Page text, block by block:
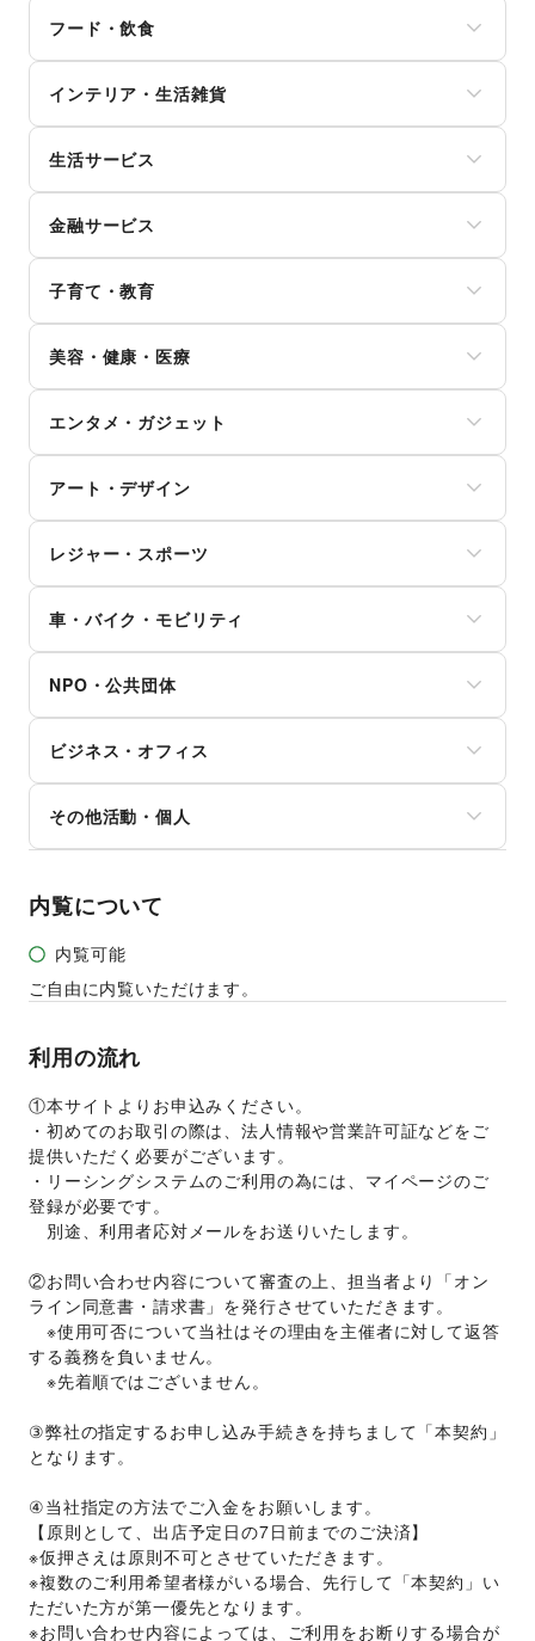
レディースファッション
ユニセックス
インナー・ルームウェア
キッズ・ベビー・マタニティ
スポーツ
シーズナルウェア
腕時計
靴
バッグ・革小物
ファッション雑貨
和服・着物
古着
その他ファッション
フード・飲食
和菓子
パン
お弁当・惣菜
軽食・ホットスナック
コーヒー・紅茶
その他飲料
食材・調味料
物産展・マルシェ
キッチンカー・移動販売
野菜・果物・生鮮食品
その他フード・飲食
インテリア・生活雑貨
寝具・ベッド
家具・家電
キッチン雑貨・調理器具
掃除用品・生活便利品
文房具
手芸・ハンドメイド
花・盆栽・ドライフラワー
犬・猫・ペット
日用雑貨
食器・陶磁器
その他インテリア・生活雑貨
生活サービス
インターネット・プロバイダ
電気・ガス
ウォーターサーバー
ハウスクリーニング・家事代行
定期宅配
リサイクル雑貨・古本
冠婚葬祭
資格・習い事
リフォーム
住宅（購入・賃貸）
たばこ
修理・メンテナンス
就職・転職・求人
金融サービス
保険
銀行
住宅ローン
証券・FX
不動産投資
その他金融サービス
子育て・教育
ランドセル
学習教材・通信教育
子供向け教室・レッスン
塾・家庭教師
おもちゃ・絵本
その他子育て・教育
美容・健康・医療
ダイエット・健康グッズ
美容・コスメ・香水
ヘアケア・シャンプー
美容家電
ヘアサロン・ネイルサロン
マッサージ・整体
女性用品・フェムテック
コンタクトレンズ
医療・医薬品
その他美容・健康
エンタメ・ガジェット
スマホアクセサリー
ガジェット
ゲーム
アニメ
コミック・マンガ
アイドル・芸能人
CD・DVD・本・雑誌
Webメディア・アプリ
テレビ・ドラマ
映画
音楽・ライブ
演劇
占い
その他エンタメ・ガジェット
アート・デザイン
写真・イラストレーション
立体作品・彫刻
その他アート・デザイン
レジャー・スポーツ
キャンプ・アウトドア
野球
サッカー
バスケットボール
ゴルフ
その他レジャー・スポーツ
車・バイク・モビリティ
バイク・オートバイ
自転車・ロードバイク
マイクロモビリティ
その他車・バイク・モビリティ
NPO・公共団体
外国団体・大使館
募金・寄付
NPO・ボランティア活動
その他NPO・公共団体
ビジネス・オフィス
オフィス家具・OA機器
イベント企画・運営
その他活動・個人
内覧について
内覧可能
ご自由に内覧いただけます。
利用の流れ
①本サイトよりお申込みください。
・初めてのお取引の際は、法人情報や営業許可証などをご
提供いただく必要がございます。
・リーシングシステムのご利用の為には、マイページのご
登録が必要です。
別途、利用者応対メールをお送りいたします。
②お問い合わせ内容について審査の上、担当者より「オン
ライン同意書・請求書」を発行させていただきます。
※使用可否について当社はその理由を主催者に対して返答
する義務を負いません。
※先着順ではございません。
③弊社の指定するお申し込み手続きを持ちまして「本契約」
となります。
④当社指定の方法でご入金をお願いします。
【原則として、出店予定日の7日前までのご決済】
※仮押さえは原則不可とさせていただきます。
※複数のご利用希望者様がいる場合、先行して「本契約」い
ただいた方が第一優先となります。
※お問い合わせ内容によっては、ご利用をお断りする場合が